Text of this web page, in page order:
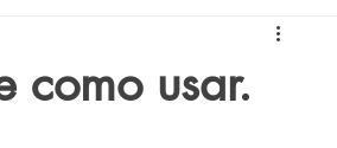
como usar.